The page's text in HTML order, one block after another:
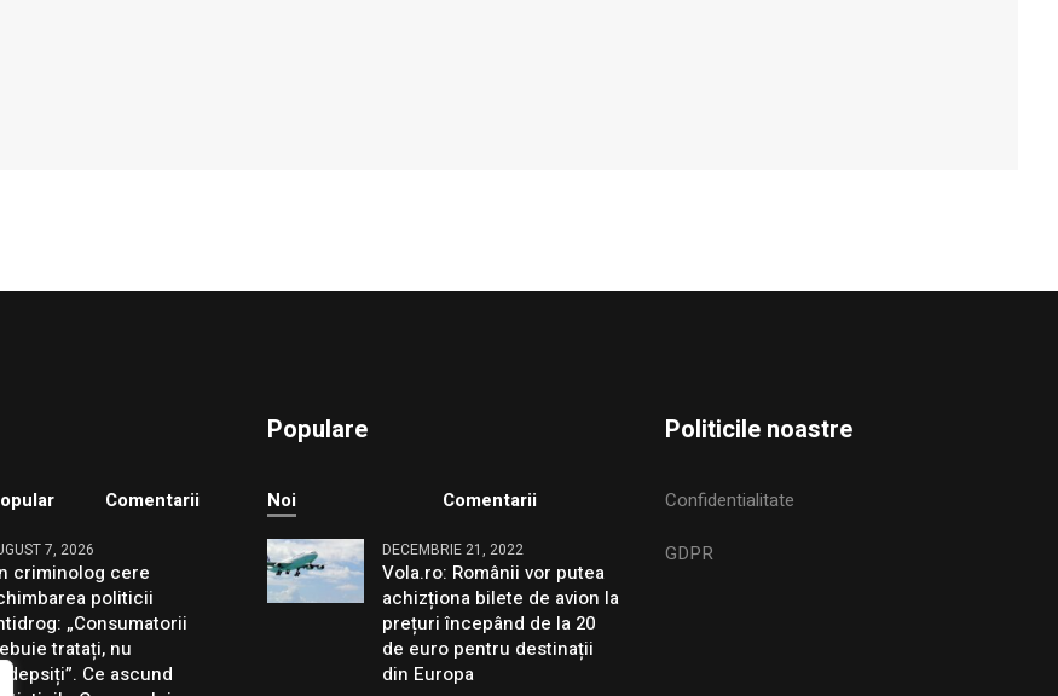
Comentarii
7, 2026
criminolog cere
politicii
„Consumatorii
tratați, nu
pedepsiți”. Ce ascund
Populare
Noi Comentarii
DECEMBRIE 21, 2022
Vola.ro: Românii vor putea
achizționa bilete de avion la
prețuri începând de la 20
de euro pentru destinații
din Europa
Politicile noastre
Confidentialitate
GDPR